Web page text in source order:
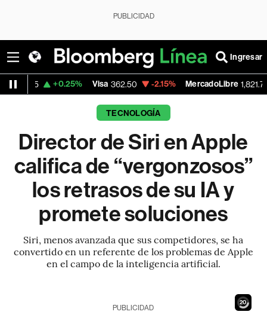
PUBLICIDAD
Ingresar
Visa 362.50 -2.15% MercadoLibre 1,821.795 -0.14%
TECNOLOGÍA
Director de Siri en Apple
califica de “vergonzosos”
los retrasos de su IA y
promete soluciones
Siri, menos avanzada que sus competidores, se ha
convertido en un referente de los problemas de Apple
en el campo de la inteligencia artificial.
18
PUBLICIDAD